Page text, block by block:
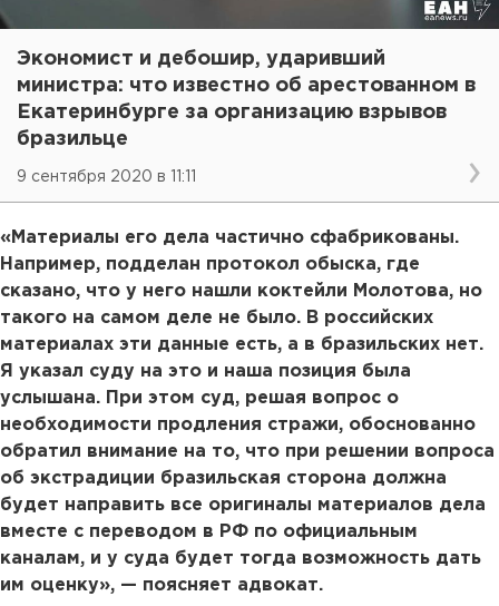
Экономист и дебошир, ударивший
министра: что известно об арестованном в
Екатеринбурге за организацию взрывов
бразильце
9 сентября 2020 в 11:11
«Материалы его дела частично сфабрикованы.
Например, подделан протокол обыска, где
сказано, что у него нашли коктейли Молотова, но
такого на самом деле не было. В российских
материалах эти данные есть, а в бразильских нет.
Я указал суду на это и наша позиция была
услышана. При этом суд, решая вопрос о
необходимости продления стражи, обоснованно
обратил внимание на то, что при решении вопроса
об экстрадиции бразильская сторона должна
будет направить все оригиналы материалов дела
вместе с переводом в РФ по официальным
каналам, и у суда будет тогда возможность дать
им оценку», — поясняет адвокат.